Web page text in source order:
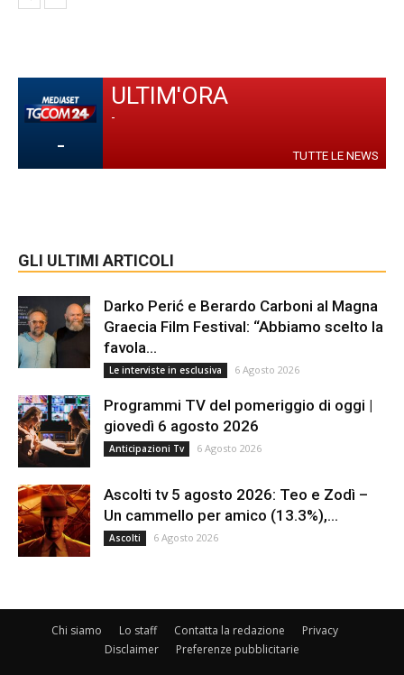
-
ULTIM'ORA
-
TUTTE LE NEWS
GLI ULTIMI ARTICOLI
Darko Perić e Berardo Carboni al Magna
Graecia Film Festival: “Abbiamo scelto la
favola...
Le interviste in esclusiva 6 Agosto 2026
Programmi TV del pomeriggio di oggi |
giovedì 6 agosto 2026
Anticipazioni Tv 6 Agosto 2026
Ascolti tv 5 agosto 2026: Teo e Zodì –
Un cammello per amico (13.3%),...
Ascolti 6 Agosto 2026
Chi siamo Lo staff Contatta la redazione
Privacy
Disclaimer
Preferenze pubblicitarie